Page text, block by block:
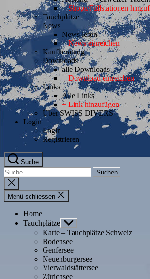
+ Shops/Füllstationen
Tauchplätze
News
News lesen
+ News einreichen
Kaufberatung
Downloads
alle Downloads
+ Download einreichen
Links
Alle Links
+ Link hinzufügen
Über SWISS DIVERS
Login
Login
Registrieren
Suche
Suche
nach:
Suche
schliessen
Menü schliessen
Home
Tauchplätze Untermenü
anzeigen
Karte – Tauchplätze Schweiz
Bodensee
Genfersee
Neuenburgersee
Vierwaldstättersee
Zürichsee